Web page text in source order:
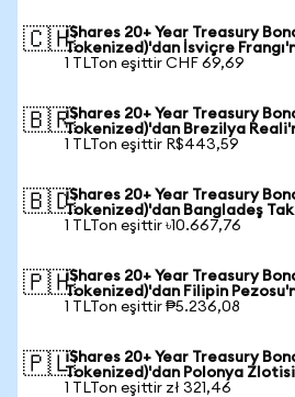
🇨🇭iShares 20+ Year Treasury
Tokenized)'dan İsviçre
1 TLTon eşittir CHF 69,69
🇧🇷iShares 20+ Year Treasury
Tokenized)'dan Brezilya
1 TLTon eşittir R$443,59
🇧🇩iShares 20+ Year Treasury
Tokenized)'dan Bangladeş
1 TLTon eşittir ৳10.667,76
🇵🇭iShares 20+ Year Treasury
Tokenized)'dan Filipin
1 TLTon eşittir ₱5.236,08
🇵🇱iShares 20+ Year Treasury
Tokenized)'dan Polonya
1 TLTon eşittir zł 321,46